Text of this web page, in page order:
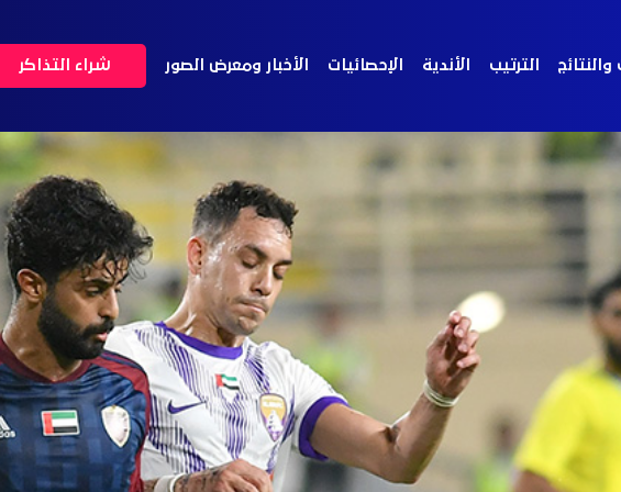
والنتائج الترتيب الأندية الإحصائيات الأخبار ومعرض الصور شراء التذاكر